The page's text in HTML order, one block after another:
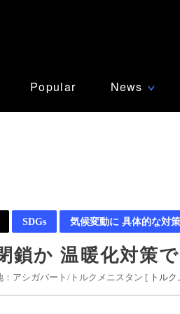
Popular News ∨
SDGs 気候変動に 具体的な対
鎖か 温暖化対策
：アシガバート/トルクメニスタン [ トル